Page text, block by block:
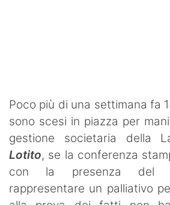
Poco più di una settimana fa
sono scesi in piazza per
gestione societaria della
Lotito, se la conferenza
con la presenza del
rappresentare un palliativo